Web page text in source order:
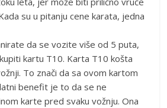
su u pitanju cene karata, jedna
da se vozite više od 5 puta,
kartu T10. Karta T10 košta
To znači da sa ovom kartom
benefit je to da se ne
karte pred svaku vožnju. Ona